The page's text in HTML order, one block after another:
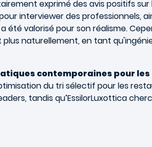
exprimé des avis positifs
interviewer des professionnels,
été valorisé pour son réalisme.
naturellement, en tant
contemporaines pour
du tri sélectif pour les
tandis qu’EssilorLuxottica